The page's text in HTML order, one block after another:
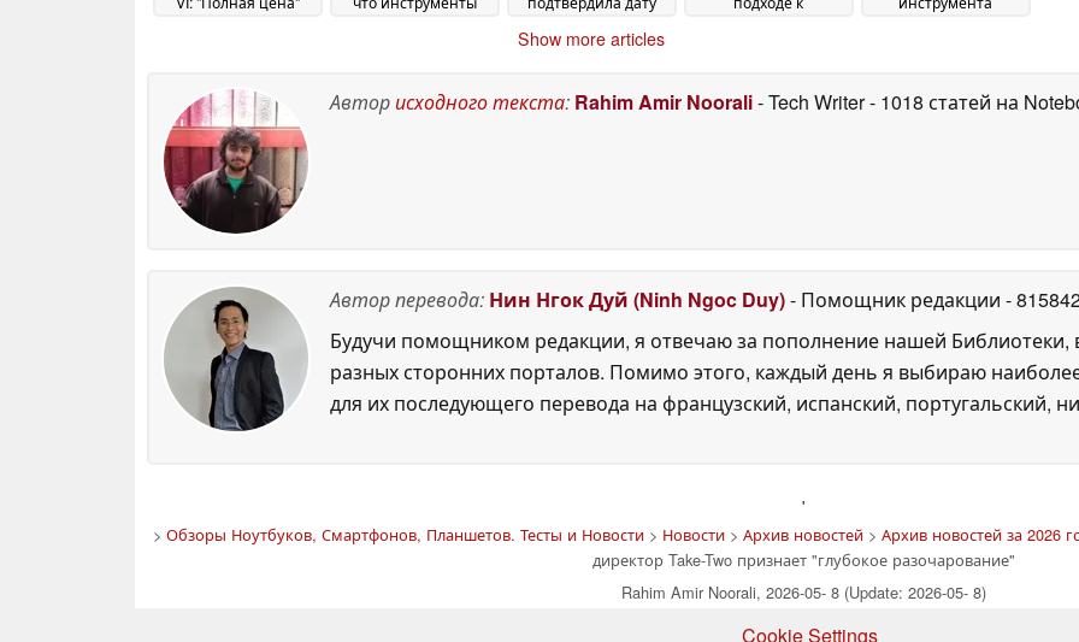
ААА-игры, как Grand
Theft Auto
Microsoft26 February 2026
Show more articles
Авторисходного текста: Rahim Amir Noorali- Tech Writer- 1018 статей на
Автор перевода: Нин Нгок Дуй (Ninh Ngoc Duy)- Помощник редакции -
Будучи помощником редакции, я отвечаю за пополнение нашей
разных сторонних порталов. Помимо этого, каждый день я выбираю
для их последующего перевода на французский, испанский, португальский,
'
> Обзоры Ноутбуков, Смартфонов, Планшетов. Тесты и Новости > Новости > Архив новостей > Архив новостей за 2026
директор Take-Two признает "глубокое разочарование"
Rahim Amir Noorali, 2026-05- 8 (Update: 2026-05- 8)
Cookie Settings